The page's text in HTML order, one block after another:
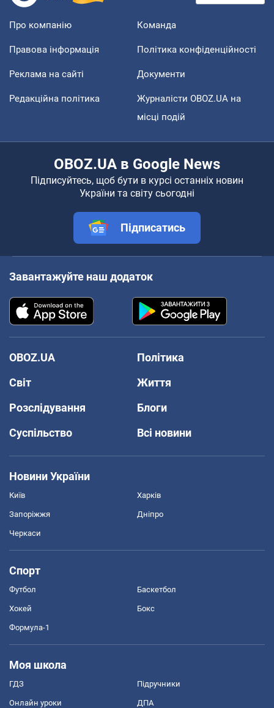
Про компанію Команда
Правова інформація Політика конфіденційності
Реклама на сайті Документи
Редакційна політика
Журналісти OBOZ.UA на
місці подій
OBOZ.UA в Google News
Підписуйтесь, щоб бути в курсі останніх новин
України та світу сьогодні
Підписатись
Завантажуйте наш додаток
OBOZ.UA
Політика
Світ
Життя
Розслідування
Блоги
Суспільство
Всі новини
Новини України
Київ Харків
Запоріжжя Дніпро
Черкаси
Спорт
Футбол Баскетбол
Хокей Бокс
Формула-1
Моя школа
ГДЗ Підручники
Онлайн уроки ДПА